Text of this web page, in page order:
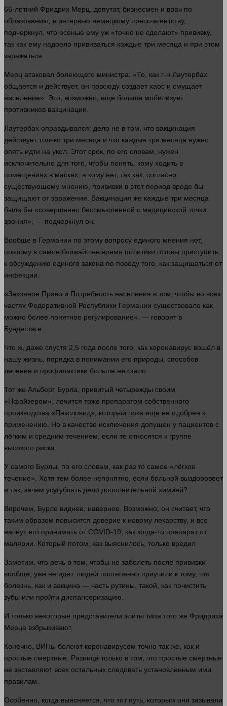
66-летний Фридрих Мерц, депутат, бизнесмен и врач по
образованию, в интервью немецкому пресс-агентству,
подчеркнул, что осенью ему уж «точно не сделают» прививку,
так как ему надоело прививаться каждые три месяца и при этом
заражаться.
Мерц атаковал болеющего министра: «То, как г-н Лаутербах
общается и действует, он повсюду создает хаос и смущает
население». Это, возможно, еще больше мобилизует
противников вакцинации.
Лаутербах оправдывался: дело не в том, что вакцинация
действует только три месяца и что каждые три месяца нужно
опять идти на укол. Этот срок, по его словам, нужен
исключительно для того, чтобы понять , кому ходить в
помещениях в масках, а кому нет, так как, согласно
существующему мнению, прививки в этот период вроде бы
защищают от заражения. Вакцинация же каждые три месяца
была бы «совершенно бессмысленной с медицинской точки
зрения», — подчеркнул он.
Вообще в Германии по этому вопросу единого мнения нет,
поэтому в самое ближайшее время политики готовы приступить
к обсуждению единого закона по поводу того, как защищаться от
инфекции
«Законное Право и Потребность населения в том, чтобы во всех
частях Федеративной Республики Германии существовало как
можно более понятное регулирование», — говорят в
Бундестаге.
Что ж, даже спустя 2,5 года после того, как коронавирус вошёл в
нашу жизнь , порядка в понимании его природы, способов
лечения и профилактики больше не стало
Тот же Альберт Бурла, привитый четырежды своим
«Пфайзером», лечится тоже препаратом собственного
производства «Паксловид», который пока еще не одобрен к
применению. Но в качестве исключения допущен у пациентов с
лёгким и средним течением, если те относятся к группе
высокого риска.
У самого Бурлы, по его словам, как раз то самое «лёгкое
течение». Хотя тем более непонятно, если больной выздоровеет
и так, зачем усугублять дело дополнительной химией?
Впрочем, Бурле виднее, наверное. Возможно, он считает, что
таким образом повысится доверие к новому лекарству, и все
начнут его принимать от COVID-19, как когда-то препарат от
малярии. Который потом, как выяснилось, только вредил
Заметим, что речь о том, чтобы не заболеть после прививки
вообще, уже не идет. людей постепенно приучили к тому, что
болезнь, как и вакцина — часть рутины, такой, как почистить
зубы или пройти диспансеризацию.
И только некоторые представители элиты типа того же Фридриха
Мерца взбрыкивают.
Конечно, ВИПы болеют коронавирусом точно так же, как и
простые смертные. Разница только в том, что простые смертные
не заставляют всех остальных следовать установленным ими
правилам.
Особенно, когда выясняется, что тот путь, которым они зазывали